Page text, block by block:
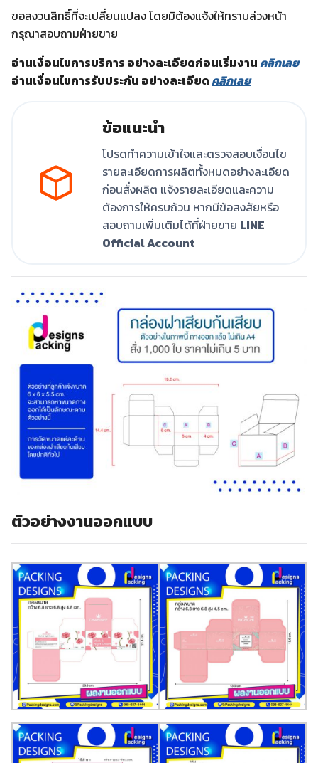
ขอสงวนสิทธิ์ที่จะเปลี่ยนแปลง โดยมิต้องแจ้งให้ทราบล่วงหน้า
กรุณาสอบถามฝ่ายขาย
อ่านเงื่อนไขการบริการ อย่างละเอียดก่อนเริ่มงานคลิกเลย
อ่านเงื่อนไขการรับประกัน อย่างละเอียดคลิกเลย
ข้อแนะนำ
โปรดทำความเข้าใจและตรวจสอบเงื่อนไข
รายละเอียดการผลิตทั้งหมดอย่างละเอียด
ก่อนสั่งผลิต แจ้งรายละเอียดและความ
ต้องการให้ครบถ้วน หากมีข้อสงสัยหรือ
สอบถามเพิ่มเติมได้ที่ฝ่ายขาย LINE
Official Account
ตัวอย่างงานออกแบบ